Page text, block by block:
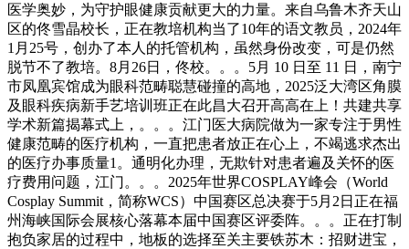
医学奥妙，为守护眼健康贡献更大的力量。来自乌鲁木齐天山
区的佟雪晶校长，正在教培机构当了10年的语文教员，2024年
1月25号，创办了本人的托管机构，虽然身份改变，可是仍然
脱节不了教培。8月26日，佟校。。。5月 10 日至 11 日，南宁
市凤凰宾馆成为眼科范畴聪慧碰撞的高地，2025泛大湾区角膜
及眼科疾病新手艺培训班正在此昌大召开高高在上！共建共享
学术新篇揭幕式上，。。。江门医大病院做为一家专注于男性
健康范畴的医疗机构，一直把患者放正在心上，不竭逃求杰出
的医疗办事质量1。通明化办理，无欺针对患者遍及关怀的医
疗费用问题，江门。。。2025年世界COSPLAY峰会（World
Cosplay Summit，简称WCS）中国赛区总决赛于5月2日正在福
州海峡国际会展核心落幕本届中国赛区评委阵。。。正在打制
抱负家居的过程中，地板的选择至关主要铁苏木：招财进宝，